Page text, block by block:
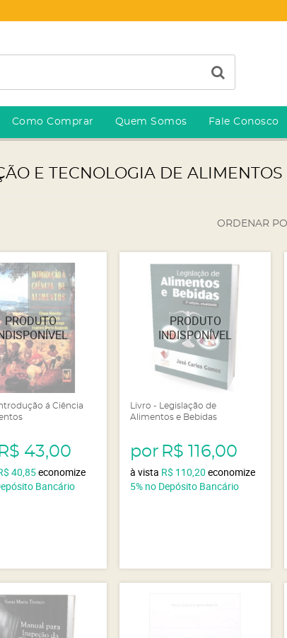
Como Comprar Quem Somos Fale Conosco
E TECNOLOGIA DE ALIMENTOS
ORDENAR
á Ciência
R$ 43,00
40,85economize
Bancário
Livro - Legislação de
Alimentos e Bebidas
por R$ 116,00
à vista R$ 110,20 economize
5% no Depósito Bancário